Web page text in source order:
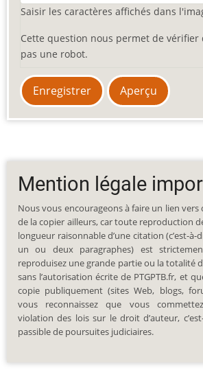
Saisir les caractères affichés dans
Cette question nous permet de vérifier
pas une robot.
Mention légale
Nous vous encourageons à faire un lien
de la copier ailleurs, car toute reproduction
longueur raisonnable d’une citation (c’est-à-
un ou deux paragraphes) est
reproduisez une grande partie ou la totalité
sans l’autorisation écrite de PTGPTB.fr, et
copie publiquement (sites Web, blogs,
vous reconnaissez que vous
violation des lois sur le droit d’auteur,
passible de poursuites judiciaires.